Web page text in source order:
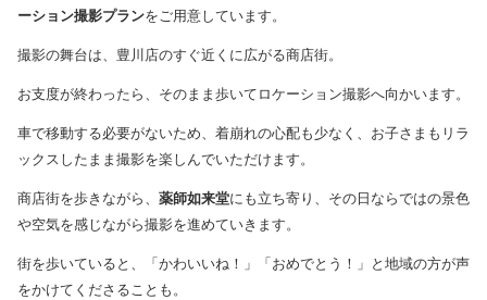
ーション撮影プランをご用意しています。
撮影の舞台は、豊川店のすぐ近くに広がる商店街。
お支度が終わったら、そのまま歩いてロケーション撮影へ向かいます。
車で移動する必要がないため、着崩れの心配も少なく、お子さまもリラ
ックスしたまま撮影を楽しんでいただけます。
商店街を歩きながら、 薬師如来堂にも立ち寄り、その日ならではの景色
や空気を感じながら撮影を進めていきます。
街を歩いていると、「かわいいね！」「おめでとう！」と地域の方が声
をかけてくださることも。